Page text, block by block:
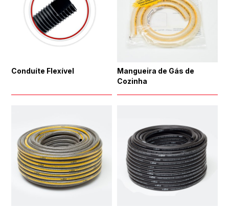
Conduíte Flexível
Mangueira de Gás de
Cozinha